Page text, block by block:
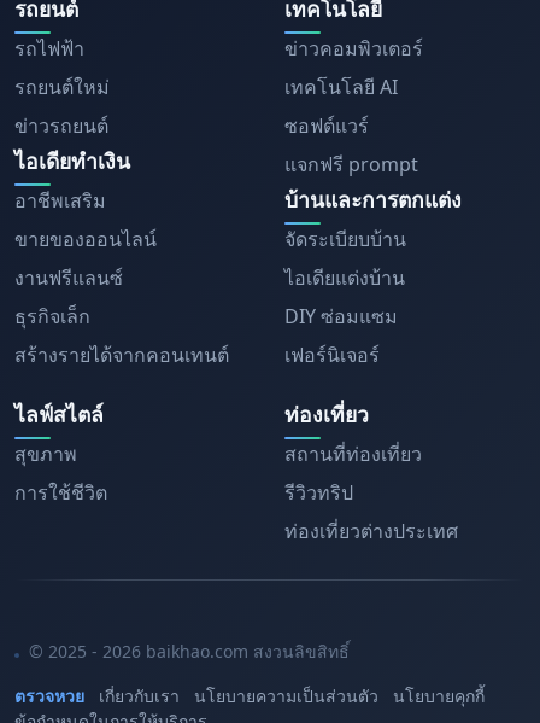
รถยนต์
รถไฟฟ้า
รถยนต์ใหม่
ข่าวรถยนต์
ไอเดียทำเงิน
อาชีพเสริม
ขายของออนไลน์
งานฟรีแลนซ์
ธุรกิจเล็ก
สร้างรายได้จากคอนเทนต์
เทคโนโลยี
ข่าวคอมพิวเตอร์
เทคโนโลยี AI
ซอฟต์แวร์
แจกฟรี prompt
บ้านและการตกแต่ง
จัดระเบียบบ้าน
ไอเดียแต่งบ้าน
DIY ซ่อมแซม
เฟอร์นิเจอร์
ไลฟ์สไตล์
สุขภาพ
การใช้ชีวิต
ท่องเที่ยว
สถานที่ท่องเที่ยว
รีวิวทริป
ท่องเที่ยวต่างประเทศ
© 2025 - 2026 baikhao.com สงวนลิขสิทธิ์
ตรวจหวย
เกี่ยวกับเรา นโยบายความเป็นส่วนตัว
นโยบายคุกกี้